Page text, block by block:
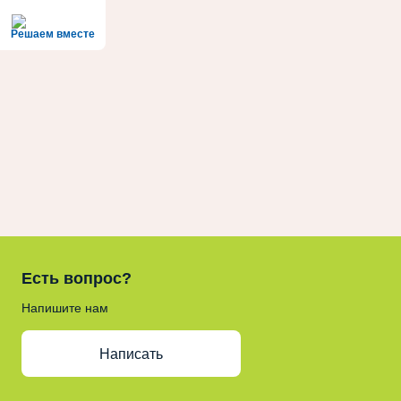
Решаем вместе
Есть вопрос?
Напишите нам
Написать